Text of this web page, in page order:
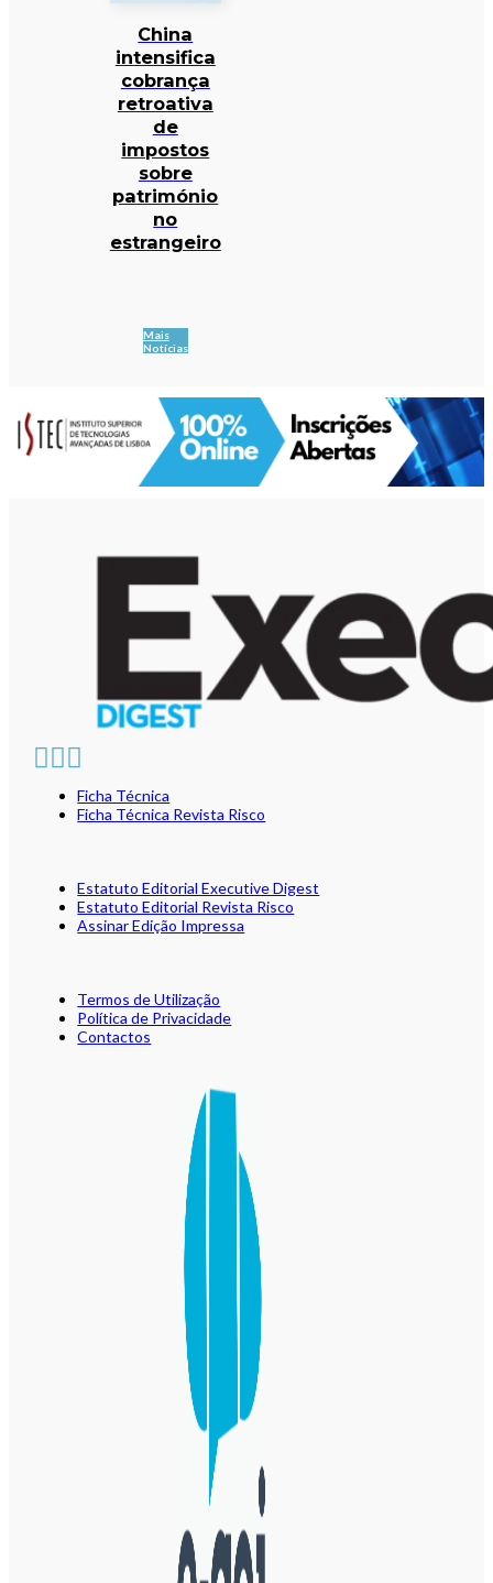
China
intensifica
cobrança
retroativa
de
impostos
sobre
património
no
estrangeiro
Mais
Notícias
Ficha Técnica
Ficha Técnica Revista Risco
Estatuto Editorial Executive Digest
Estatuto Editorial Revista Risco
Assinar Edição Impressa
Termos de Utilização
Política de Privacidade
Contactos